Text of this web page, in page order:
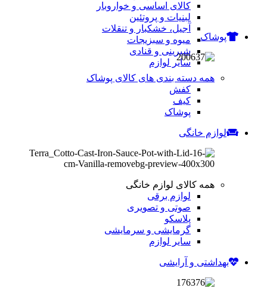
کالای اساسی و خواروبار
لبنیات و پروتئین
آجیل، خشکبار و تنقلات
میوه و سبزیجات
شیرینی و قنادی
سایر لوازم
پوشاک
همه دسته بندی های کالای پوشاک
کفش
کیف
پوشاک
لوازم خانگی
همه کالای لوازم خانگی
لوازم برقی
صوتی و تصویری
پلاسکو
گرمایشی و سرمایشی
سایر لوازم
بهداشتی و آرایشی